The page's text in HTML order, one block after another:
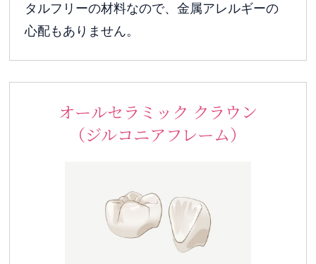
タルフリーの材料なので、金属アレルギーの
心配もありません。
オールセラミック クラウン
（ジルコニアフレーム）